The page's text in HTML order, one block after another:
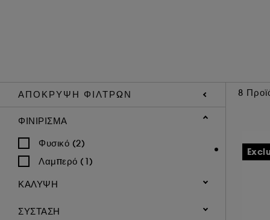
ΑΠΌΚΡΥΨΗ ΦΊΛΤΡΩΝ 8
ΦΙΝΊΡΙΣΜΑ
Φυσικό (2)
Λαμπερό (1)
ΚΆΛΥΨΗ
Χαμηλό (5)
ΣΎΣΤΑΣΗ